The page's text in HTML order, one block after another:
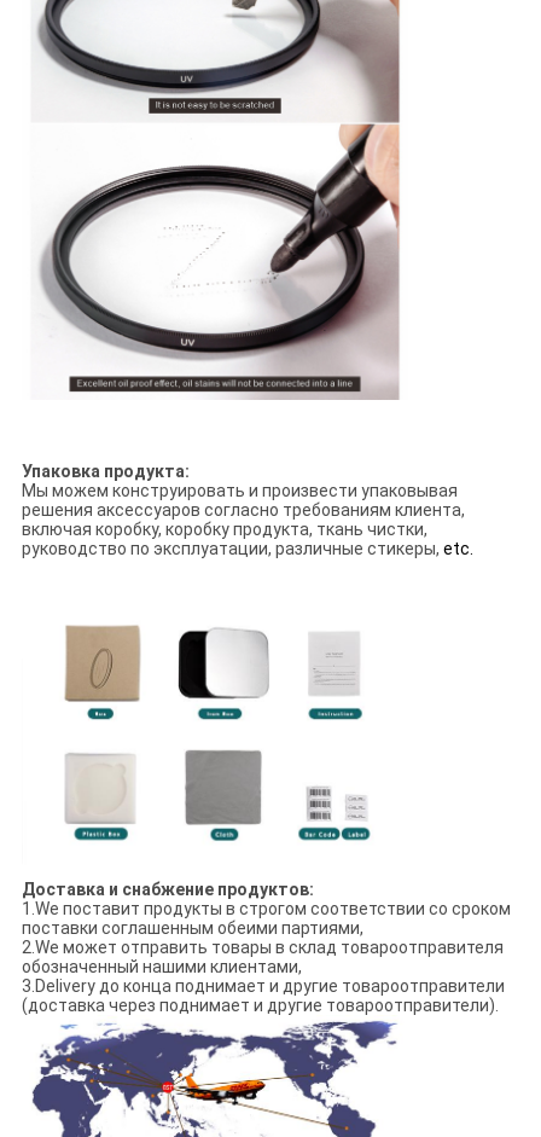
Упаковка продукта:
Мы можем конструировать и произвести упаковывая
решения аксессуаров согласно требованиям клиента,
включая коробку, коробку продукта, ткань чистки,
руководство по эксплуатации, различные стикеры, etc.
Доставка и снабжение продуктов:
1.We поставит продукты в строгом соответствии со сроком
поставки соглашенным обеими партиями,
2.We может отправить товары в склад товароотправителя
обозначенный нашими клиентами,
3.Delivery до конца поднимает и другие товароотправители
(доставка через поднимает и другие товароотправители).